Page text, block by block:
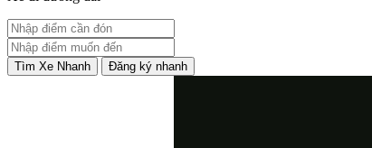
Tìm Xe Nhanh Đăng ký nhanh